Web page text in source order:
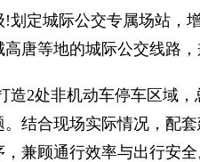
定城际公交专属场站，
唐等地的城际公交线路，
处非机动车停车区域，
结合现场实际情况，配
兼顾通行效率与出行安全